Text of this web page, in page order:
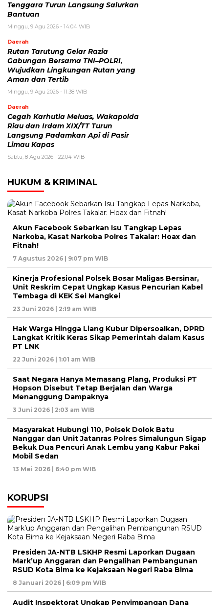
Tenggara Turun Langsung Salurkan
Bantuan
Minggu, 9 Agu 2026 - 14:04 WIB
Daerah
Rutan Tarutung Gelar Razia
Gabungan Bersama TNI–POLRI,
Wujudkan Lingkungan Rutan yang
Aman dan Tertib
Minggu, 9 Agu 2026 - 11:38 WIB
Daerah
Cegah Karhutla Meluas, Wakapolda
Riau dan Irdam XIX/TT Turun
Langsung Padamkan Api di Pasir
Limau Kapas
Sabtu, 8 Agu 2026 - 22:04 WIB
HUKUM & KRIMINAL
Akun Facebook Sebarkan Isu Tangkap Lepas
Narkoba, Kasat Narkoba Polres Takalar: Hoax dan
Fitnah!
7 Agustus 2026 | 9:07 pm WIB
Kinerja Profesional Polsek Bosar Maligas Bersinar,
Unit Reskrim Cepat Ungkap Kasus Pencurian Kabel
Tembaga di KEK Sei Mangkei
23 Juni 2026 | 2:19 am WIB
Hak Warga Hingga Liang Kubur Dipersoalkan, DPRD
Langkat Kritik Keras Sikap Pemerintah dalam Kasus
PT LNK
22 Juni 2026 | 1:01 am WIB
Saat Negara Hanya Memasang Plang, Produksi PT
Hopson Disebut Tetap Berjalan dan Warga
Menanggung Dampaknya
3 Juni 2026 | 2:03 am WIB
Masyarakat Hubungi 110, Polsek Dolok Batu
Nanggar dan Unit Jatanras Polres Simalungun Sigap
Bekuk Dua Pencuri Anak Lembu yang Kabur Pakai
Mobil Sedan
13 Mei 2026 | 6:40 pm WIB
KORUPSI
Presiden JA-NTB LSKHP Resmi Laporkan Dugaan
Mark’up Anggaran dan Pengalihan Pembangunan
RSUD Kota Bima ke Kejaksaan Negeri Raba Bima
8 Januari 2026 | 6:09 pm WIB
Audit Inspektorat Ungkap Penyimpangan Dana